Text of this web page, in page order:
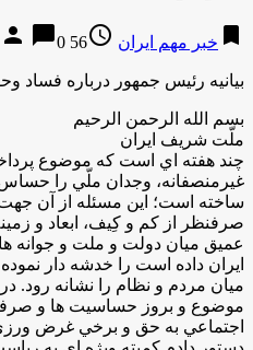
bookmark خبر مهم ایران access_time
56 years ago
person chat_bubble0
بيانيه رئيس جمهور درباره فساد
بسم الله الرحمن الرحيم
ملّت شريف ايران
چند هفته اي است كه موضوع
غيرمنصفانه، وجدان ملّي را
ساخته است؛ اين مسئله از ‌آن
صرفنظر از كم و كِيف، ابعاد و
عميق ميان دولت و ملت و جوانه
ايران داده است را خدشه دار
ميان مردم و نظام را نشانه رود.
موضوع و بروز حساسيت ‌ها و
اجتماعي به حق و برخي غرض